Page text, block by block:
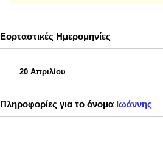
Εορταστικές Ημερομηνίες
20 Απριλίου
Πληροφορίες για το όνομα Ιωάννης